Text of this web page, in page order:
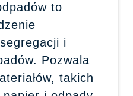
to
i
Pozwala
takich